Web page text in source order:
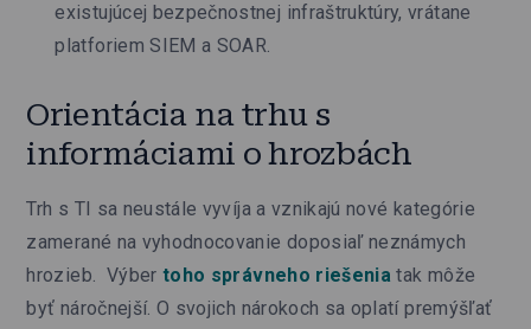
existujúcej bezpečnostnej infraštruktúry, vrátane
platforiem SIEM a SOAR.
Orientácia na trhu s
informáciami o hrozbách
Trh s TI sa neustále vyvíja a vznikajú nové kategórie
zamerané na vyhodnocovanie doposiaľ neznámych
hrozieb. Výbertoho správneho riešenia tak môže
byť náročnejší. O svojich nárokoch sa oplatí premýšľať